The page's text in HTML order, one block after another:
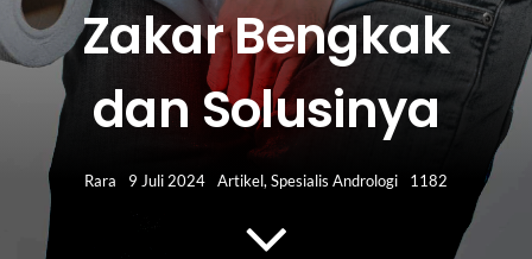
HUBUNGI KAMI
Search
for:
Zakar Bengkak
dan Solusinya
Rara 9 Juli 2024 Artikel,Spesialis Andrologi 1182